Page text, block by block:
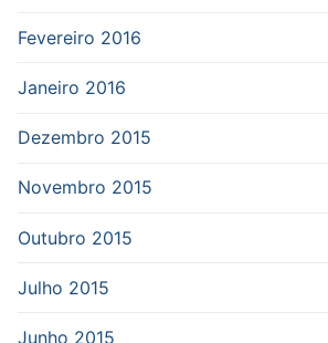
Fevereiro 2016
Janeiro 2016
Dezembro 2015
Novembro 2015
Outubro 2015
Julho 2015
Junho 2015